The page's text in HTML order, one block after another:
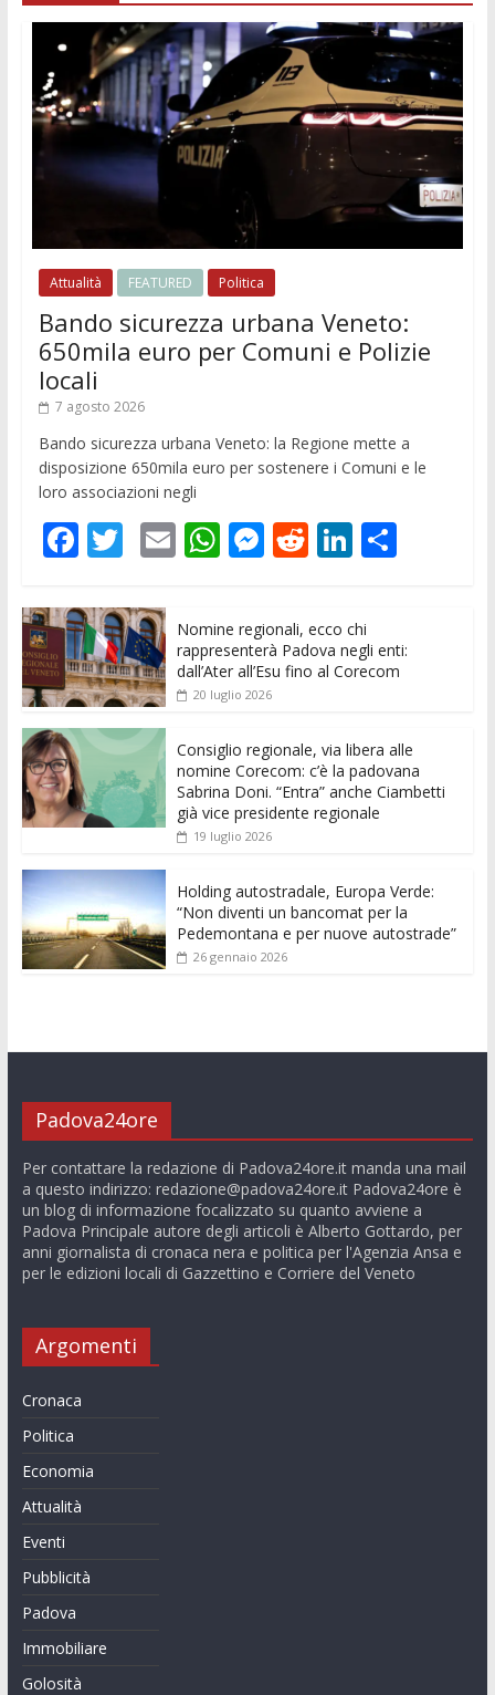
Attualità FEATURED Politica
Bando sicurezza urbana Veneto:
650mila euro per Comuni e Polizie
locali
7 agosto 2026
Bando sicurezza urbana Veneto: la Regione mette a
disposizione 650mila euro per sostenere i Comuni e le
loro associazioni negli
F
e
b
o
o
k
T
itt
er
E
l
W
s
A
p
p
M
ss
e
n
er
R
di
t
Li
k
e
dI
C
di
vi
Nomine regionali, ecco chi
rappresenterà Padova negli enti:
dall’Ater all’Esu fino al Corecom
20 luglio 2026
Consiglio regionale, via libera alle
nomine Corecom: c’è la padovana
Sabrina Doni. “Entra” anche Ciambetti
già vice presidente regionale
19 luglio 2026
Holding autostradale, Europa Verde:
“Non diventi un bancomat per la
Pedemontana e per nuove autostrade”
26 gennaio 2026
Padova24ore
Per contattare la redazione di Padova24ore.it manda una mail
a questo indirizzo: redazione@padova24ore.itPadova24ore è
un blog di informazione focalizzato su quanto avviene a
Padova Principale autore degli articoli è Alberto Gottardo, per
anni giornalista di cronaca nera e politica per l'Agenzia Ansa e
per le edizioni locali di Gazzettino e Corriere del Veneto
Argomenti
Cronaca
Politica
Economia
Attualità
Eventi
Pubblicità
Padova
Immobiliare
Golosità